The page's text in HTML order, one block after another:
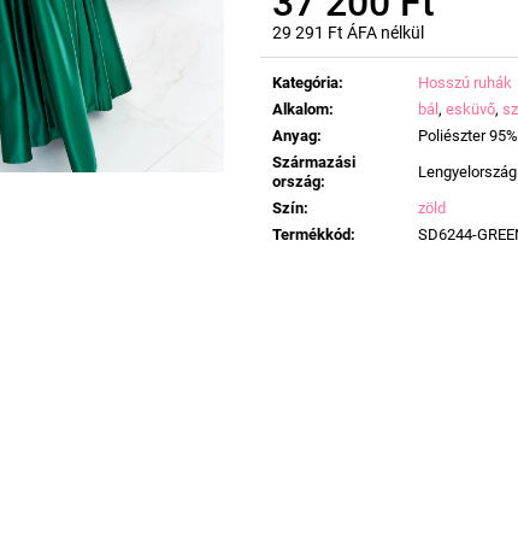
29 291 Ft ÁFA nélkül
Egységár:
Kategória:
Hosszú ruhák
Alkalom: bál, esküvő,
Anyag:
Poliészter
Származási
ország:
Lengyelország
Szín:
zöld
Termékkód: SD6244-